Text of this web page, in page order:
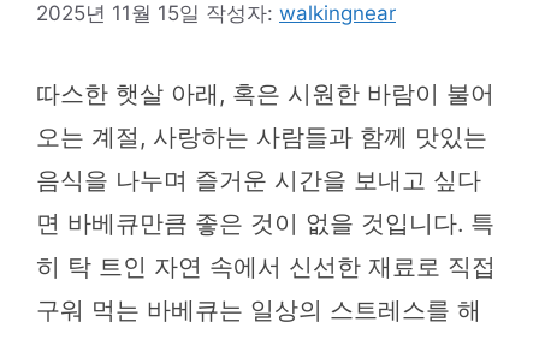
2025년 11월 15일 작성자: walkingnear
따스한 햇살 아래, 혹은 시원한 바람이 불어
오는 계절, 사랑하는 사람들과 함께 맛있는
음식을 나누며 즐거운 시간을 보내고 싶다
면 바베큐만큼 좋은 것이 없을 것입니다. 특
히 탁 트인 자연 속에서 신선한 재료로 직접
구워 먹는 바베큐는 일상의 스트레스를 해